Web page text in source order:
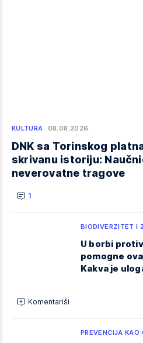
KULTURA 08.08.2026.
DNK sa Torinskog
skrivanu istoriju:
neverovatne tragove
1
BIODIVERZITET I
U borbi
pomogne
Kakva je
Komentariši
PREVENCIJA KAO